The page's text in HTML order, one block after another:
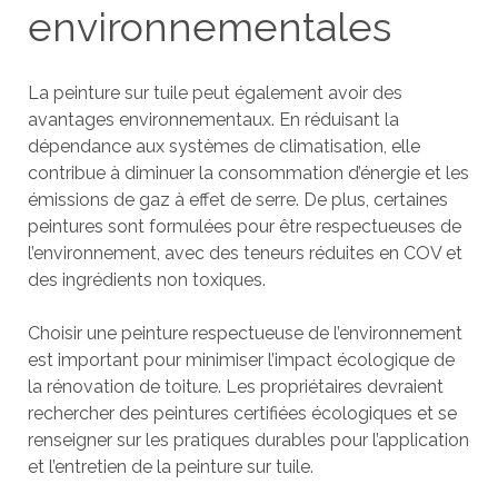
environnementales
La peinture sur tuile peut également avoir des
avantages environnementaux. En réduisant la
dépendance aux systèmes de climatisation, elle
contribue à diminuer la consommation d’énergie et les
émissions de gaz à effet de serre. De plus, certaines
peintures sont formulées pour être respectueuses de
l’environnement, avec des teneurs réduites en COV et
des ingrédients non toxiques.
Choisir une peinture respectueuse de l’environnement
est important pour minimiser l’impact écologique de
la rénovation de toiture. Les propriétaires devraient
rechercher des peintures certifiées écologiques et se
renseigner sur les pratiques durables pour l’application
et l’entretien de la peinture sur tuile.